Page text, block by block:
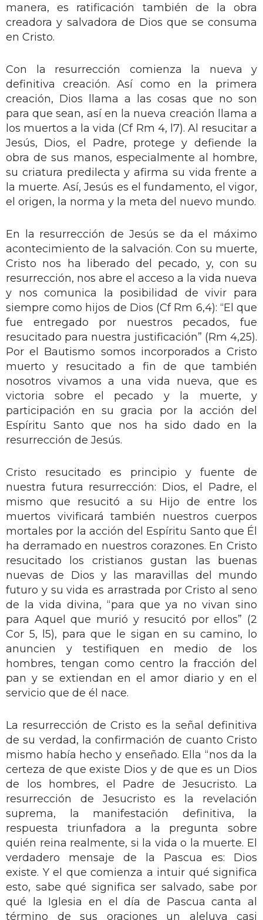
manera, es ratificación también de la obra
creadora y salvadora de Dios que se consuma
en Cristo.
Con la resurrección comienza la nueva y
definitiva creación. Así como en la primera
creación, Dios llama a las cosas que no son
para que sean, así en la nueva creación llama a
los muertos a la vida (Cf Rm 4, l7). Al resucitar a
Jesús, Dios, el Padre, protege y defiende la
obra de sus manos, especialmente al hombre,
su criatura predilecta y afirma su vida frente a
la muerte. Así, Jesús es el fundamento, el vigor,
el origen, la norma y la meta del nuevo mundo.
En la resurrección de Jesús se da el máximo
acontecimiento de la salvación. Con su muerte,
Cristo nos ha liberado del pecado, y, con su
resurrección, nos abre el acceso a la vida nueva
y nos comunica la posibilidad de vivir para
siempre como hijos de Dios (Cf Rm 6,4): “El que
fue entregado por nuestros pecados, fue
resucitado para nuestra justificación” (Rm 4,25).
Por el Bautismo somos incorporados a Cristo
muerto y resucitado a fin de que también
nosotros vivamos a una vida nueva, que es
victoria sobre el pecado y la muerte, y
participación en su gracia por la acción del
Espíritu Santo que nos ha sido dado en la
resurrección de Jesús.
Cristo resucitado es principio y fuente de
nuestra futura resurrección: Dios, el Padre, el
mismo que resucitó a su Hijo de entre los
muertos vivificará también nuestros cuerpos
mortales por la acción del Espíritu Santo que Él
ha derramado en nuestros corazones. En Cristo
resucitado los cristianos gustan las buenas
nuevas de Dios y las maravillas del mundo
futuro y su vida es arrastrada por Cristo al seno
de la vida divina, “para que ya no vivan sino
para Aquel que murió y resucitó por ellos” (2
Cor 5, l5), para que le sigan en su camino, lo
anuncien y testifiquen en medio de los
hombres, tengan como centro la fracción del
pan y se extiendan en el amor diario y en el
servicio que de él nace.
La resurrección de Cristo es la señal definitiva
de su verdad, la confirmación de cuanto Cristo
mismo había hecho y enseñado. Ella “nos da la
certeza de que existe Dios y de que es un Dios
de los hombres, el Padre de Jesucristo. La
resurrección de Jesucristo es la revelación
suprema, la manifestación definitiva, la
respuesta triunfadora a la pregunta sobre
quién reina realmente, si la vida o la muerte. El
verdadero mensaje de la Pascua es: Dios
existe. Y el que comienza a intuir qué significa
esto, sabe qué significa ser salvado, sabe por
qué la Iglesia en el día de Pascua canta al
término de sus oraciones un aleluya casi